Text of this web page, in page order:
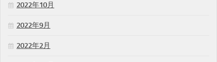
2022年10月
2022年9月
2022年2月